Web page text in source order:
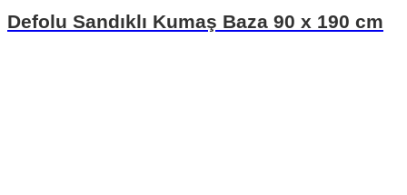
Defolu Sandıklı Kumaş Baza 90 x 190 cm